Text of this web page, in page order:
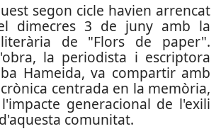
segon cicle havien arrencat
dimecres 3 de juny amb la
de "Flors de paper".
la periodista i escriptora
Hameida, va compartir amb
centrada en la memòria,
generacional de l'exili
comunitat.